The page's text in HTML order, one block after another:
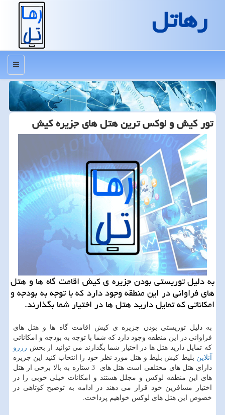
رهاتل
منو
تور كیش و لوكس ترین هتل های جزیره كیش
به دلیل توریستی بودن جزیره ی كیش اقامت گاه ها و هتل
های فراوانی در این منطقه وجود دارد كه با توجه به بودجه و
امكاناتی كه تمایل دارید هتل ها در اختیار شما بگذارند.
به دلیل توریستی بودن جزیره ی کیش اقامت گاه ها و هتل های
فراوانی در این منطقه وجود دارد که شما با توجه به بودجه و امکاناتی
که تمایل دارید هتل ها در اختیار شما بگذارند می توانید از بخش رزرو
آنلاین بلیط کیش بلیط و هتل مورد نظر خود را انتخاب کنید این جزیره
دارای هتل های مختلفی است هتل های
3ستاره به بالا برخی از هتل
های این منطقه لوکس و مجلل هستند و امکانات خیلی خوبی را در
اختیار مسافرین خود قرار می دهند در ادامه به توضیح کوتاهی در
خصوص این هتل های لوکس خواهیم پرداخت.